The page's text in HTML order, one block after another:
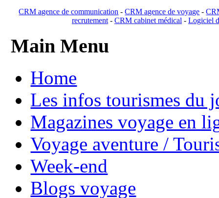
CRM agence de communication -CRM agence de voyage -
recrutement- CRM cabinet médical- Logiciel
Main Menu
Home
Les infos tourismes du
Magazines voyage en
Voyage aventure /
Week-end
Blogs voyage